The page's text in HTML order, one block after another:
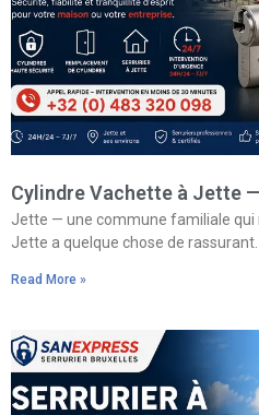
Cylindre Vachette à Jette
Jette — une commune familiale
Jette a quelque chose de rassurant.
Read More »